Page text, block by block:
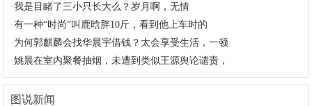
·我是目睹了三小只长大么？岁月啊，无情
·有一种“时尚”叫鹿晗胖10斤，看到他上车时的
· 为何郭麒麟会找华晨宇借钱？太会享受生活，一顿
·姚晨在室内聚餐抽烟，未遭到类似王源舆论谴责，
图说新闻